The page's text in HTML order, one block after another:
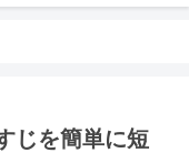
じを簡単に短